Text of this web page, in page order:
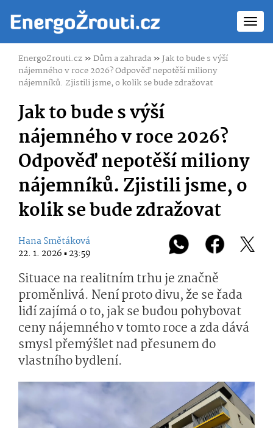
EnergoZrouti.cz»Dům a zahrada» Jak to bude s výší
nájemného v roce 2026? Odpověď nepotěší miliony
nájemníků. Zjistili jsme, o kolik se bude zdražovat
Jak to bude s výší
nájemného v roce 2026?
Odpověď nepotěší miliony
nájemníků. Zjistili jsme, o
kolik se bude zdražovat
Hana Smětáková
22. 1. 2026 ▪ 23:59
Situace na realitním trhu je značně
proměnlivá. Není proto divu, že se řada
lidí zajímá o to, jak se budou pohybovat
ceny nájemného v tomto roce a zda dává
smysl přemýšlet nad přesunem do
vlastního bydlení.